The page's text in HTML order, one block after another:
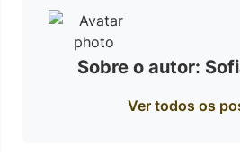
Sobre o autor:
Ver todos os